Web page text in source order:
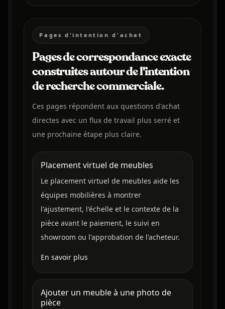
Pages d'intention d'achat
Pages de correspondance exacte
construites autour de l'intention
de recherche commerciale.
Ces pages répondent aux questions d'achat
directes avec un flux de travail plus serré et
une prochaine étape plus claire.
Placement virtuel de meubles
Le placement virtuel de meubles aide les
équipes mobilières à montrer
l'ajustement, l'échelle et le contexte de la
pièce avant le paiement, le suivi en
showroom ou l'approbation de l'acheteur.
En savoir plus
Ajouter un meuble à une photo de
pièce